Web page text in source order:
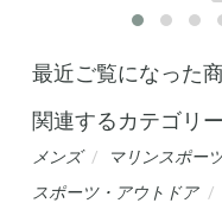
最近ご覧になった
関連するカテゴリ
メンズ マリンスポー
スポーツ・アウトドア